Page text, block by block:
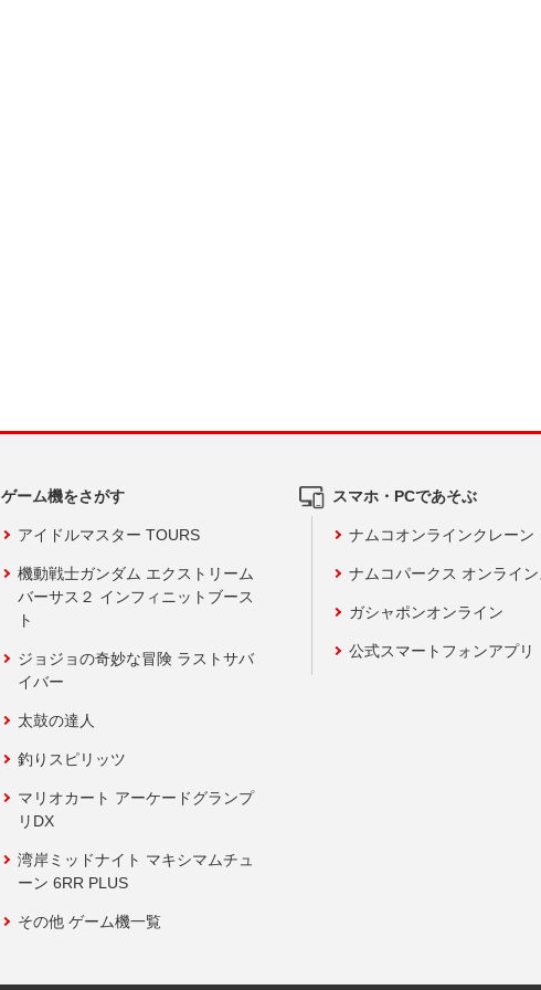
ゲーム機をさがす
アイドルマスター TOURS
機動戦士ガンダム エクストリーム
バーサス２ インフィニットブース
ト
ジョジョの奇妙な冒険 ラストサバ
イバー
太鼓の達人
釣りスピリッツ
マリオカート アーケードグランプ
リDX
湾岸ミッドナイト マキシマムチュ
ーン 6RR PLUS
その他 ゲーム機一覧
スマホ・PCであそぶ
ナムコオンラインクレーン
ナムコパークス オンライ
ガシャポンオンライン
公式スマートフォンアプリ